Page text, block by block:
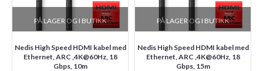
PÅ LAGER OG I BUTIKK
Nedis High Speed HDMI kabel med
Ethernet, ARC ,4K@60Hz, 18
Gbps, 10m
PÅ LAGER OG I BUTIKK
Nedis High Speed HDMI kabel med
Ethernet, ARC ,4K@60Hz, 18
Gbps, 15m